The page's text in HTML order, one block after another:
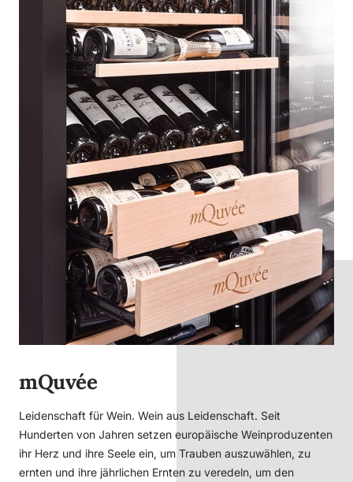
mQuvée
Leidenschaft für Wein. Wein aus Leidenschaft. Seit
Hunderten von Jahren setzen europäische Weinproduzenten
ihr Herz und ihre Seele ein, um Trauben auszuwählen, zu
ernten und ihre jährlichen Ernten zu veredeln, um den